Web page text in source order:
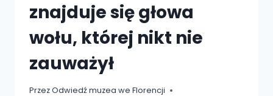
znajduje się głowa
wołu, której nikt nie
zauważył
PrzezOdwiedź muzea we Florencji